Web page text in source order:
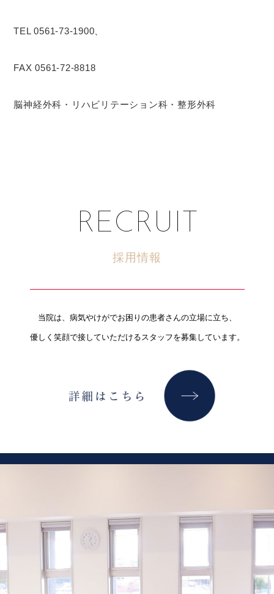
TEL 0561-73-1900、
FAX 0561-72-8818
脳神経外科・リハビリテーション科・整形外科
RECRUIT
採用情報
当院は、病気やけがでお困りの患者さんの立場に立ち、
優しく笑顔で接していただけるスタッフを募集しています。